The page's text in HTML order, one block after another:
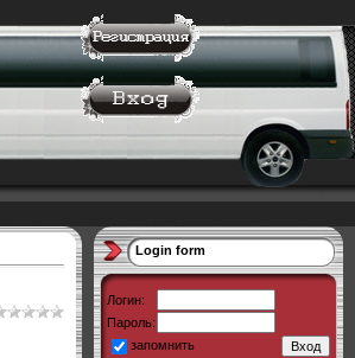
Login form
Логин:
Пароль:
запомнить